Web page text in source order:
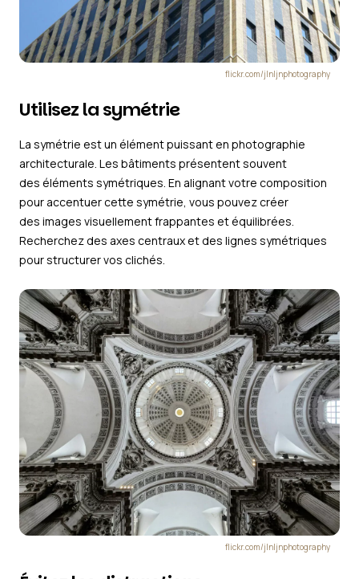
flickr.com/jlnljnphotography
Utilisez la symétrie
La symétrie est un élément puissant en photographie
architecturale. Les bâtiments présentent souvent
des éléments symétriques. En alignant votre composition
pour accentuer cette symétrie, vous pouvez créer
des images visuellement frappantes et équilibrées.
Recherchez des axes centraux et des lignes symétriques
pour structurer vos clichés.
flickr.com/jlnljnphotography